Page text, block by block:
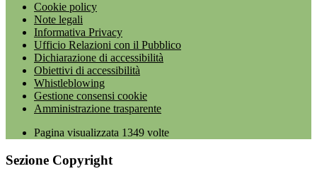
Cookie policy
Note legali
Informativa Privacy
Ufficio Relazioni con il Pubblico
Dichiarazione di accessibilità
Obiettivi di accessibilità
Whistleblowing
Gestione consensi cookie
Amministrazione trasparente
Pagina visualizzata 1349 volte
Sezione Copyright